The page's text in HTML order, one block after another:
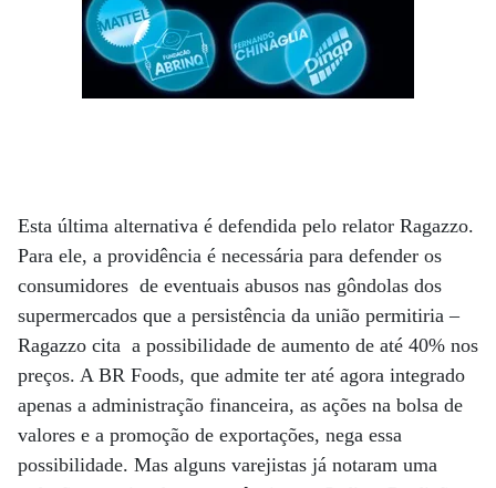
Esta última alternativa é defendida pelo relator Ragazzo.
Para ele, a providência é necessária para defender os
consumidores de eventuais abusos nas gôndolas dos
supermercados que a persistência da união permitiria –
Ragazzo cita a possibilidade de aumento de até 40% nos
preços. A BR Foods, que admite ter até agora integrado
apenas a administração financeira, as ações na bolsa de
valores e a promoção de exportações, nega essa
possibilidade. Mas alguns varejistas já notaram uma